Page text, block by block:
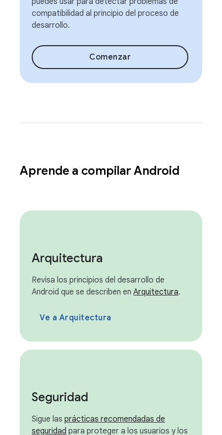
compatibilidad al principio del proceso de
desarrollo.
Comenzar
Aprende a compilar Android
Arquitectura
Revisa los principios del desarrollo de
Android que se describen en Arquitectura.
Ve a Arquitectura
Seguridad
Sigue las prácticas recomendadas de
seguridad para proteger a los usuarios y los